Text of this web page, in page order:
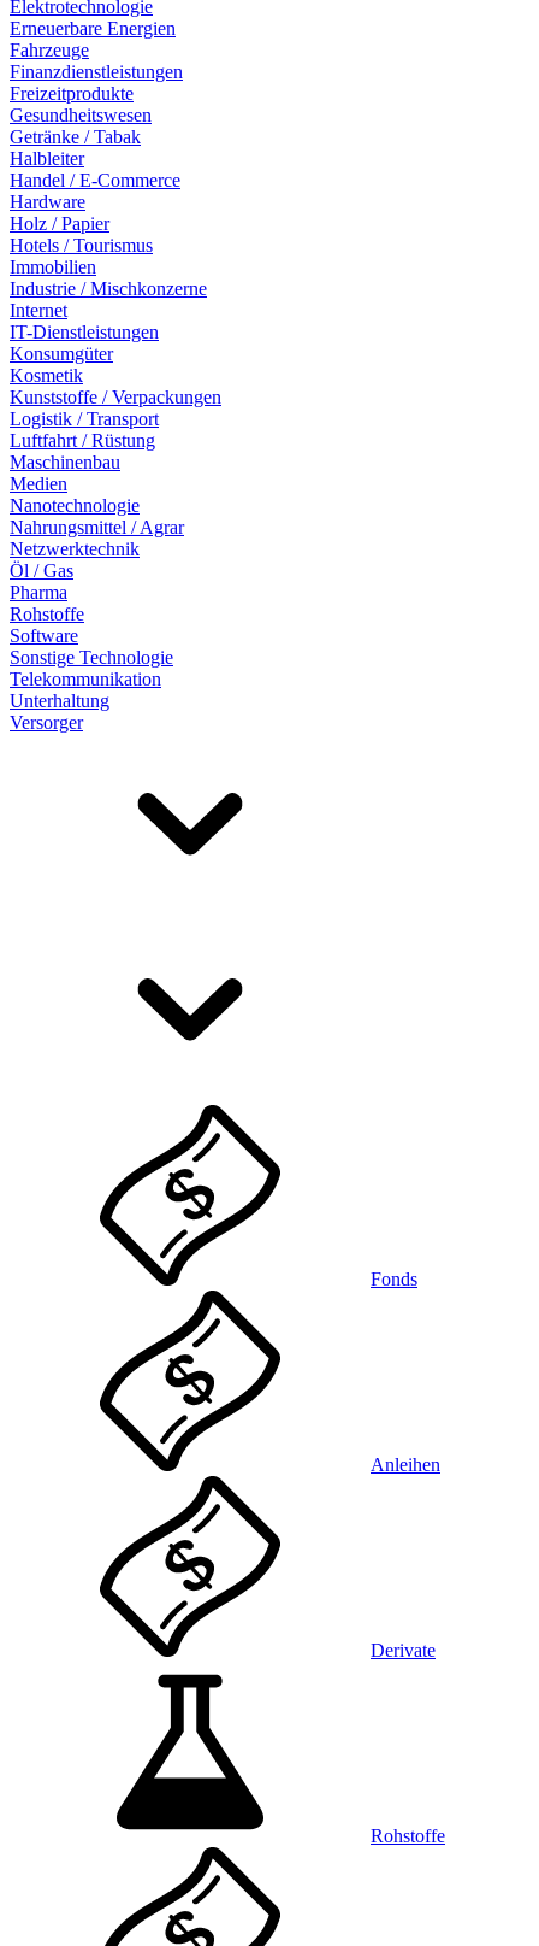
Elektrotechnologie
Erneuerbare Energien
Fahrzeuge
Finanzdienstleistungen
Freizeitprodukte
Gesundheitswesen
Getränke / Tabak
Halbleiter
Handel / E-Commerce
Hardware
Holz / Papier
Hotels / Tourismus
Immobilien
Industrie / Mischkonzerne
Internet
IT-Dienstleistungen
Konsumgüter
Kosmetik
Kunststoffe / Verpackungen
Logistik / Transport
Luftfahrt / Rüstung
Maschinenbau
Medien
Nanotechnologie
Nahrungsmittel / Agrar
Netzwerktechnik
Öl / Gas
Pharma
Rohstoffe
Software
Sonstige Technologie
Telekommunikation
Unterhaltung
Versorger
Fonds
Anleihen
Derivate
Rohstoffe